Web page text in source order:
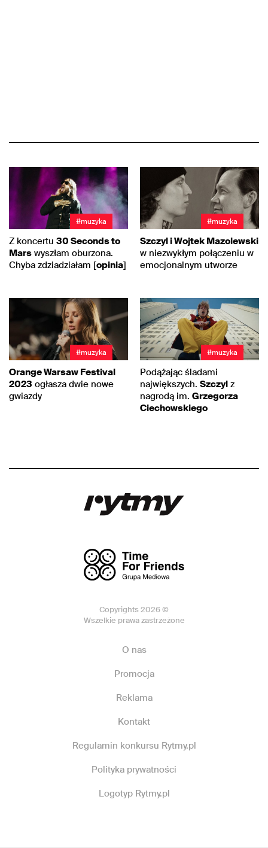
#muzyka
Z koncertu 30 Seconds to
Mars wyszłam oburzona.
Chyba zdziadziałam [opinia]
#muzyka
Szczyl i Wojtek Mazolewski
w niezwykłym połączeniu w
emocjonalnym utworze
#muzyka
Orange Warsaw Festival
2023 ogłasza dwie nowe
gwiazdy
#muzyka
Podążając śladami
największych. Szczyl z
nagrodą im. Grzegorza
Ciechowskiego
Copyrights 2026 ©
Wszelkie prawa zastrzeżone
O nas
Promocja
Reklama
Kontakt
Regulamin konkursu Rytmy.pl
Polityka prywatności
Logotyp Rytmy.pl